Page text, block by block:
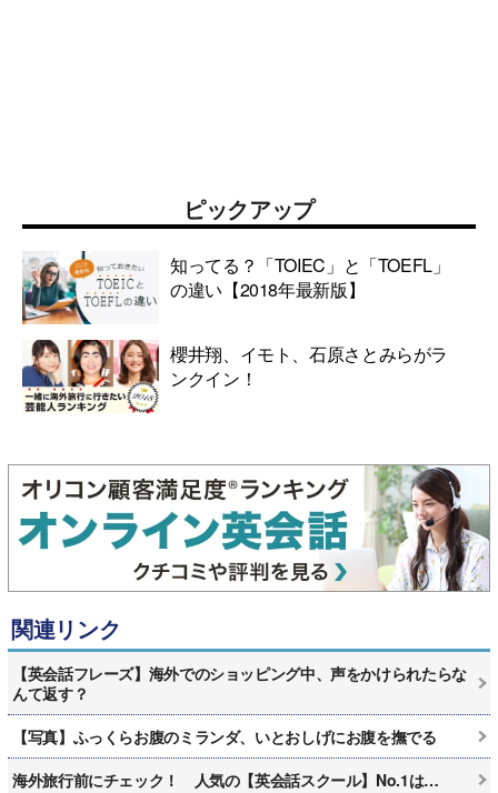
ピックアップ
知ってる？「TOIEC」と「TOEFL」
の違い【2018年最新版】
櫻井翔、イモト、石原さとみらがラ
ンクイン！
関連リンク
【英会話フレーズ】海外でのショッピング中、声をかけられたらな
んて返す？
【写真】ふっくらお腹のミランダ、いとおしげにお腹を撫でる
海外旅行前にチェック！ 人気の【英会話スクール】No.1は…